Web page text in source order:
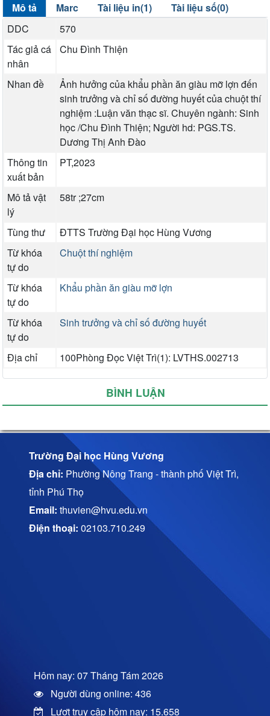
Mô tả Marc Tài liệu in(1)
Tài liệu số(0)
DDC
570
Tác giả cá
nhân
Chu Đình Thiện
Nhan đề
Ảnh hưởng của khẩu phần ăn giàu mỡ lợn đến
sinh trưởng và chỉ số đường huyết của chuột thí
nghiệm :Luận văn thạc sĩ. Chuyên ngành: Sinh
học /Chu Đình Thiện; Người hd: PGS.TS.
Dương Thị Anh Đào
Thông tin
xuất bản
PT,2023
Mô tả vật
lý
58tr ;27cm
Tùng thư
ĐTTS Trường Đại học Hùng Vương
Từ khóa
tự do
Chuột thí nghiệm
Từ khóa
tự do
Khẩu phần ăn giàu mỡ lợn
Từ khóa
tự do
Sinh trưởng và chỉ số đường huyết
Địa chỉ 100Phòng Đọc Việt Trì(1): LVTHS.002713
BÌNH LUẬN
Trường Đại học Hùng Vương
Địa chỉ: Phường Nông Trang - thành phố Việt Trì,
tỉnh Phú Thọ
Email: thuvien@hvu.edu.vn
Điện thoại: 02103.710.249
Hôm nay: 07 Tháng Tám 2026
Người dùng online: 436
Lượt truy cập hôm nay: 15.658